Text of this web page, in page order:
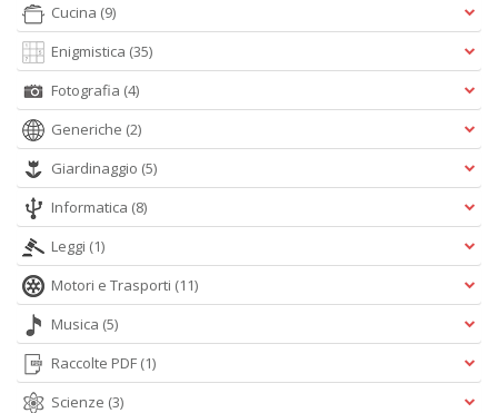
Cucina (9)
Enigmistica (35)
Fotografia (4)
Generiche (2)
Giardinaggio (5)
Informatica (8)
Leggi (1)
Motori e Trasporti (11)
Musica (5)
Raccolte PDF (1)
Scienze (3)